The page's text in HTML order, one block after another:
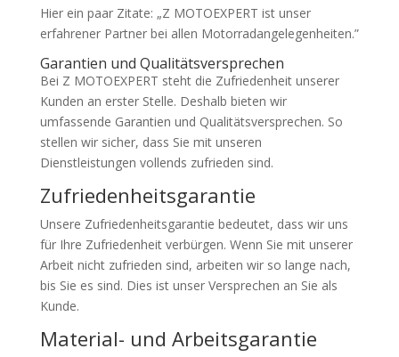
Hier ein paar Zitate: „Z MOTOEXPERT ist unser
erfahrener Partner bei allen Motorradangelegenheiten.”
Garantien und Qualitätsversprechen
Bei Z MOTOEXPERT steht die Zufriedenheit unserer
Kunden an erster Stelle. Deshalb bieten wir
umfassende Garantien und Qualitätsversprechen. So
stellen wir sicher, dass Sie mit unseren
Dienstleistungen vollends zufrieden sind.
Zufriedenheitsgarantie
Unsere Zufriedenheitsgarantie bedeutet, dass wir uns
für Ihre Zufriedenheit verbürgen. Wenn Sie mit unserer
Arbeit nicht zufrieden sind, arbeiten wir so lange nach,
bis Sie es sind. Dies ist unser Versprechen an Sie als
Kunde.
Material- und Arbeitsgarantie